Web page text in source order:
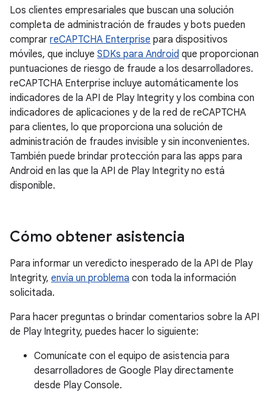
Los clientes empresariales que buscan una solución
completa de administración de fraudes y bots pueden
comprar reCAPTCHA Enterprise para dispositivos
móviles, que incluye SDKs para Android que proporcionan
puntuaciones de riesgo de fraude a los desarrolladores.
reCAPTCHA Enterprise incluye automáticamente los
indicadores de la API de Play Integrity y los combina con
indicadores de aplicaciones y de la red de reCAPTCHA
para clientes, lo que proporciona una solución de
administración de fraudes invisible y sin inconvenientes.
También puede brindar protección para las apps para
Android en las que la API de Play Integrity no está
disponible.
Cómo obtener asistencia
Para informar un veredicto inesperado de la API de Play
Integrity, envía un problema con toda la información
solicitada.
Para hacer preguntas o brindar comentarios sobre la API
de Play Integrity, puedes hacer lo siguiente:
Comunícate con el equipo de asistencia para
desarrolladores de Google Play directamente
desde Play Console.